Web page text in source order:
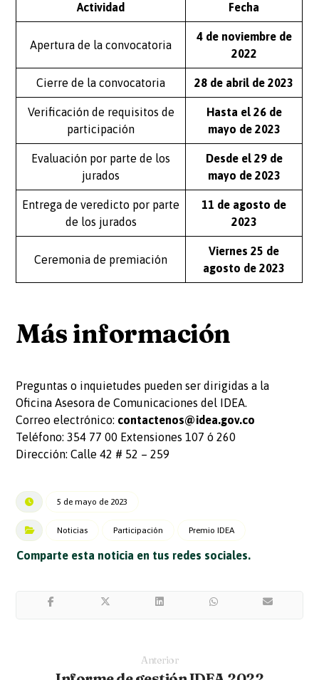
Actividad Fecha
Apertura de la convocatoria​
4 de noviembre de
2022
Cierre de la convocatoria 28 de abril de 2023
Verificación de requisitos de
participación
Hasta el 26 de
mayo de 2023
Evaluación por parte de los
jurados
Desde el 29 de
mayo de 2023
Entrega de veredicto por parte
de los jurados
11 de agosto de
2023
Ceremonia de premiación
Viernes 25 de
agosto de 2023
Más información
Preguntas o inquietudes pueden ser dirigidas a la
Oficina Asesora de Comunicaciones del IDEA.
Correo electrónico: contactenos@idea.gov.co
Teléfono: 354 77 00 Extensiones 107 ó 260
Dirección: Calle 42 # 52 – 259
5 de mayo de 2023
Noticias Participación Premio IDEA
Anterior